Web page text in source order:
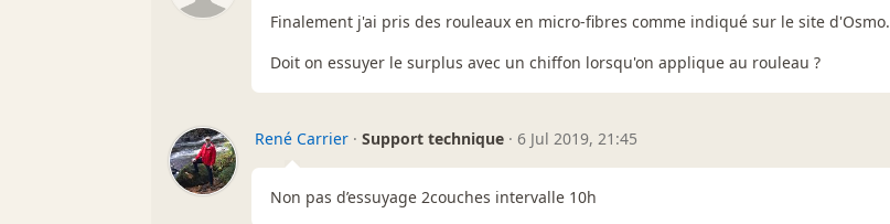
Finalement j'ai pris des rouleaux en micro-fibres comme indiqué sur le site d'Osmo.
Doit on essuyer le surplus avec un chiffon lorsqu'on applique au rouleau ?
René Carrier · Support technique · 6 Jul 2019, 21:45
Non pas d’essuyage 2couches intervalle 10h